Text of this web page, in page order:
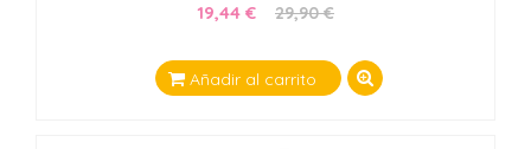
19,44 € 29,90 €
Añadir al carrito